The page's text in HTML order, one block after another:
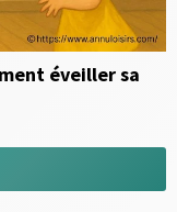
éveiller sa